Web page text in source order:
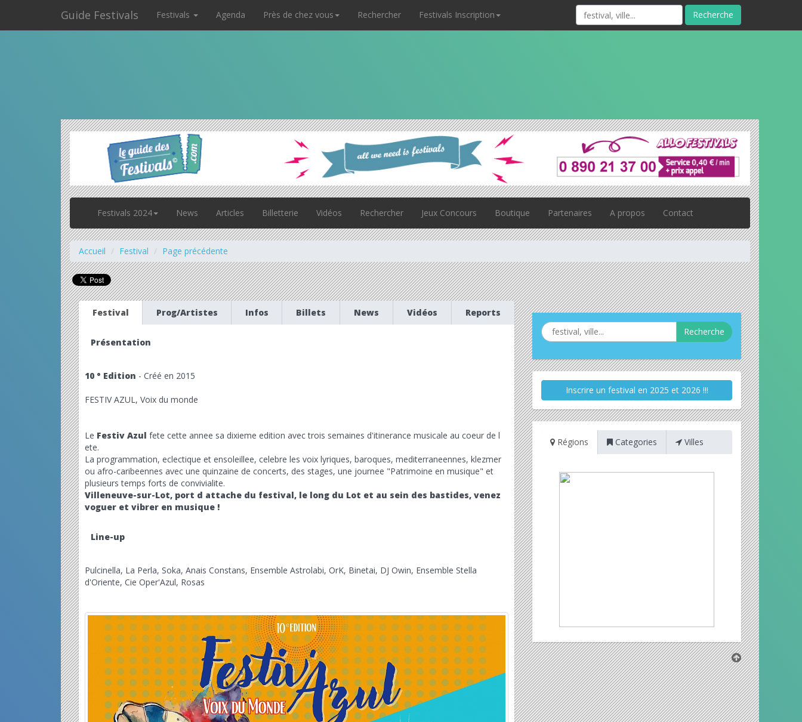
Guide Festivals Festivals Agenda Près de chez vous Rechercher Festivals Inscription Recherche
Festivals 2024 News Articles Billetterie Vidéos Rechercher Jeux Concours Boutique Partenaires A propos Contact
Accueil Festival Page précédente
Festival Prog/Artistes Infos Billets News Vidéos Reports
Présentation
10 ° Edition - Créé en 2015
FESTIV AZUL, Voix du monde
Le Festiv Azul fete cette annee sa dixieme edition avec trois semaines d'itinerance musicale au coeur de l
ete.
La programmation, eclectique et ensoleillee, celebre les voix lyriques, baroques, mediterraneennes, klezmer
ou afro-caribeennes avec une quinzaine de concerts, des stages, une journee "Patrimoine en musique" et
plusieurs temps forts de convivialite.
Villeneuve-sur-Lot, port d attache du festival, le long du Lot et au sein des bastides, venez
voguer et vibrer en musique !
Line-up
Pulcinella, La Perla, Soka, Anais Constans, Ensemble Astrolabi, OrK, Binetai, DJ Owin, Ensemble Stella
d'Oriente, Cie Oper'Azul, Rosas
Recherche
Inscrire un festival en 2025 et 2026 !!!
Régions Categories Villes